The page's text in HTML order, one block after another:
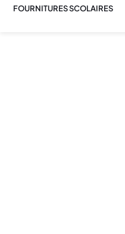
FOURNITURES SCOLAIRES